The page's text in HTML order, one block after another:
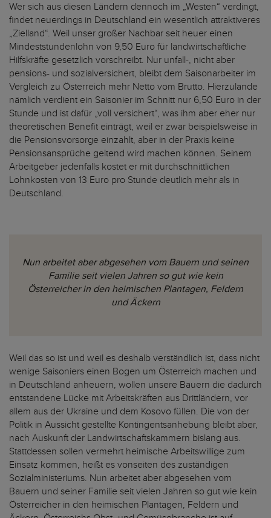
Wer sich aus diesen Ländern dennoch im „Westen“ verdingt,
findet neuerdings in Deutschland ein wesentlich attraktiveres
„Zielland“. Weil unser großer Nachbar seit heuer einen
Mindeststundenlohn von 9,50 Euro für landwirtschaftliche
Hilfskräfte gesetzlich vorschreibt. Nur unfall-, nicht aber
pensions- und sozialversichert, bleibt dem Saisonarbeiter im
Vergleich zu Österreich mehr Netto vom Brutto. Hierzulande
nämlich verdient ein Saisonier im Schnitt nur 6,50 Euro in der
Stunde und ist dafür „voll versichert“, was ihm aber eher nur
theoretischen Benefit einträgt, weil er zwar beispielsweise in
die Pensionsvorsorge einzahlt, aber in der Praxis keine
Pensionsansprüche geltend wird machen können. Seinem
Arbeitgeber jedenfalls kostet er mit durchschnittlichen
Lohnkosten von 13 Euro pro Stunde deutlich mehr als in
Deutschland.
Nun arbeitet aber abgesehen vom Bauern und seinen
Familie seit vielen Jahren so gut wie kein
Österreicher in den heimischen Plantagen, Feldern
und Äckern
Weil das so ist und weil es deshalb verständlich ist, dass nicht
wenige Saisoniers einen Bogen um Österreich machen und
in Deutschland anheuern, wollen unsere Bauern die dadurch
entstandene Lücke mit Arbeitskräften aus Drittländern, vor
allem aus der Ukraine und dem Kosovo füllen. Die von der
Politik in Aussicht gestellte Kontingentsanhebung bleibt aber,
nach Auskunft der Landwirtschaftskammern bislang aus.
Stattdessen sollen vermehrt heimische Arbeitswillige zum
Einsatz kommen, heißt es vonseiten des zuständigen
Sozialministeriums. Nun arbeitet aber abgesehen vom
Bauern und seiner Familie seit vielen Jahren so gut wie kein
Österreicher in den heimischen Plantagen, Feldern und